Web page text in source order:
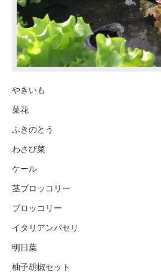
やきいも
菜花
ふきのとう
わさび菜
ケール
茎ブロッコリー
ブロッコリー
イタリアンパセリ
明日葉
柚子胡椒セット